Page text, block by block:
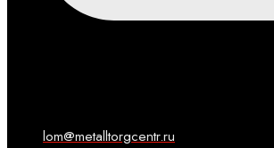
lom@metalltorgcentr.ru